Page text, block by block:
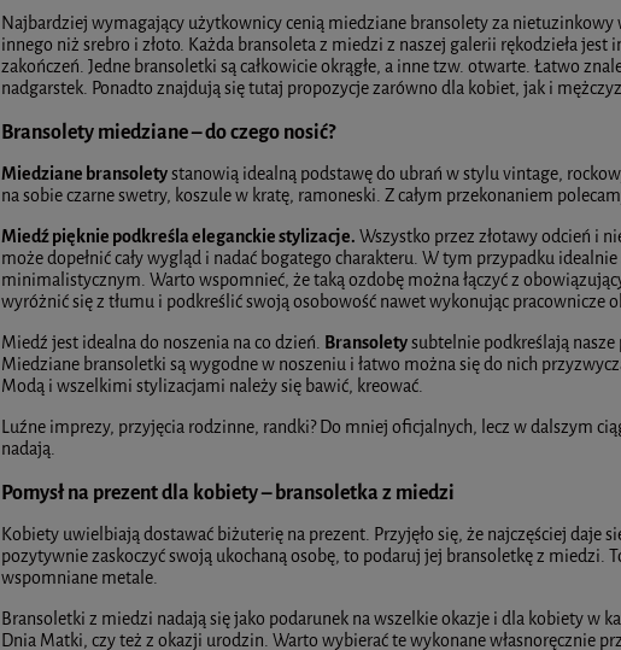
Najbardziej wymagający użytkownicy cenią miedziane bransolety za nietuzinkowy
innego niż srebro i złoto. Każda bransoleta z miedzi z naszej galerii rękodzieła
zakończeń. Jedne bransoletki są całkowicie okrągłe, a inne tzw. otwarte. Łatwo
nadgarstek. Ponadto znajdują się tutaj propozycje zarówno dla kobiet, jak i
Bransolety miedziane – do czego nosić?
Miedziane bransoletystanowią idealną podstawę do ubrań w stylu vintage,
na sobie czarne swetry, koszule w kratę, ramoneski. Z całym przekonaniem
Miedź pięknie podkreśla eleganckie stylizacje. Wszystko przez złotawy odcień i
może dopełnić cały wygląd i nadać bogatego charakteru. W tym przypadku
minimalistycznym. Warto wspomnieć, że taką ozdobę można łączyć z
wyróżnić się z tłumu i podkreślić swoją osobowość nawet wykonując pracownicze
Miedź jest idealna do noszenia na co dzień. Bransoletysubtelnie podkreślają
Miedziane bransoletki są wygodne w noszeniu i łatwo można się do nich
Modą i wszelkimi stylizacjami należy się bawić, kreować.
Luźne imprezy, przyjęcia rodzinne, randki? Do mniej oficjalnych, lecz w dalszym
nadają.
Pomysł na prezent dla kobiety – bransoletka z miedzi
Kobiety uwielbiają dostawać biżuterię na prezent. Przyjęło się, że najczęściej daje
pozytywnie zaskoczyć swoją ukochaną osobę, to podaruj jej bransoletkę z miedzi.
wspomniane metale.
Bransoletki z miedzi nadają się jako podarunek na wszelkie okazje i dla kobiety w
Dnia Matki, czy też z okazji urodzin. Warto wybierać te wykonane własnoręcznie